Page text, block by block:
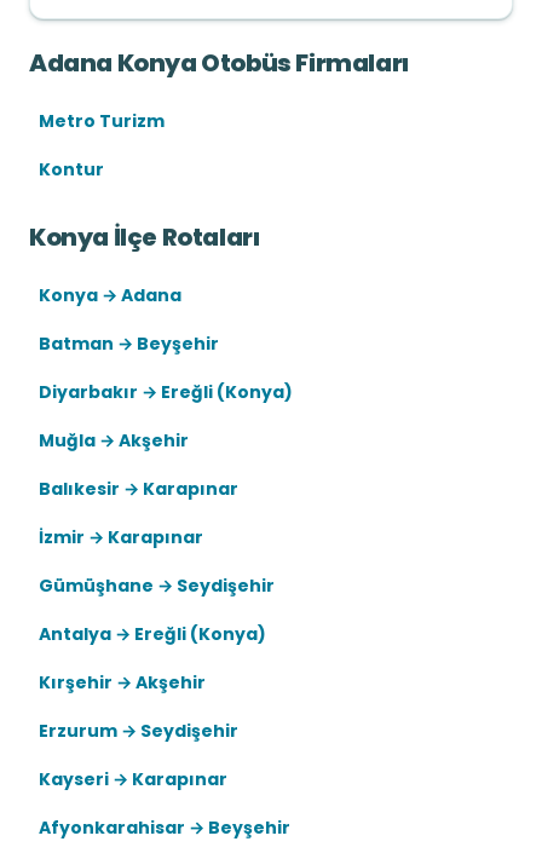
Adana Konya Otobüs Firmaları
Metro Turizm
Kontur
Konya İlçe Rotaları
Konya → Adana
Batman → Beyşehir
Diyarbakır → Ereğli (Konya)
Muğla → Akşehir
Balıkesir → Karapınar
İzmir → Karapınar
Gümüşhane → Seydişehir
Antalya → Ereğli (Konya)
Kırşehir → Akşehir
Erzurum → Seydişehir
Kayseri → Karapınar
Afyonkarahisar → Beyşehir